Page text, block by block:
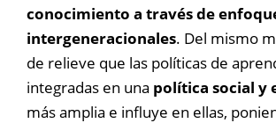
conocimiento a través de
intergeneracionales. Del mismo
de relieve que las políticas de
integradas en una política social y
más amplia e influye en ellas,